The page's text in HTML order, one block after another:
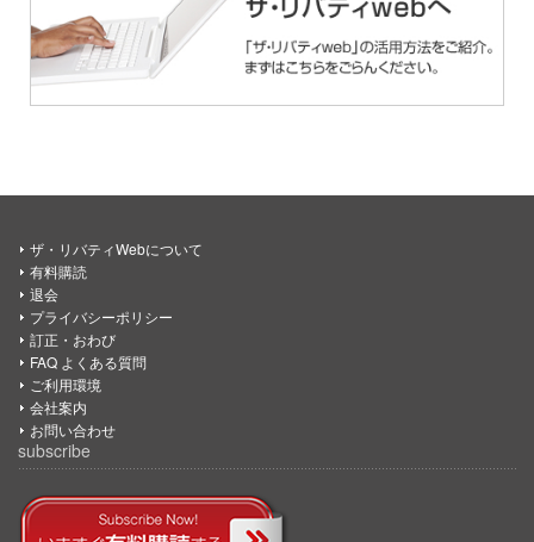
ザ・リバティWebについて
有料購読
退会
プライバシーポリシー
訂正・おわび
FAQ よくある質問
ご利用環境
会社案内
お問い合わせ
subscribe